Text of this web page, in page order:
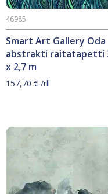
Smart Art Gallery Oda
abstrakti raitatapetti
x 2,7 m
46985
157,70 € /rll